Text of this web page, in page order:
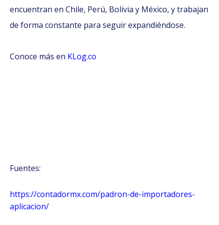
encuentran en Chile, Perú, Bolivia y México, y trabajan
de forma constante para seguir expandiéndose.
Conoce más en KLog.co
Fuentes:
https://contadormx.com/padron-de-importadores-
aplicacion/